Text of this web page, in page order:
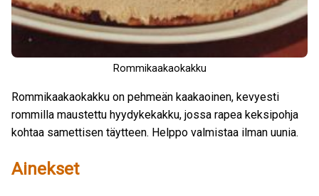
Rommikaakaokakku
Rommikaakaokakku on pehmeän kaakaoinen, kevyesti
rommilla maustettu hyydykekakku, jossa rapea keksipohja
kohtaa samettisen täytteen. Helppo valmistaa ilman uunia.
Ainekset